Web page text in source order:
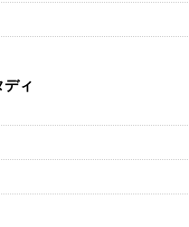
ィ